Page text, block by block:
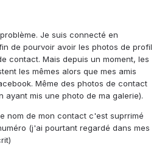
Je suis connecté en
de pourvoir avoir les photos de profil
contact. Mais depuis un moment, les
les mêmes alors que mes amis
Même des photos de contact
ayant mis une photo de ma galerie).
nom de mon contact c'est suprrimé
(j'ai pourtant regardé dans mes